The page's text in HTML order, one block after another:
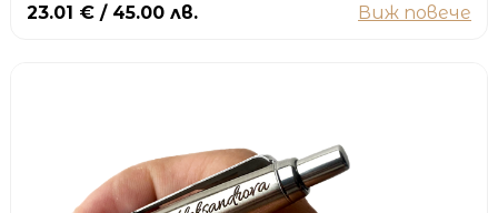
23.01 € / 45.00 лв. Виж повече